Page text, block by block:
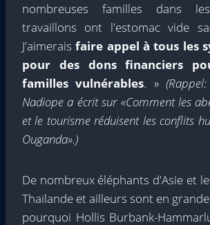
nombreuses familles dans
travaillons ont l'estomac vide
J'aimeraisfaire appel à tous les
pour des dons financiers
familles vulnérables. »
Nadiope a écrit sur«Comment les
et le tourisme réduisent les conflits
Ouganda».)
De nombreux éléphants d'Asie et
Thaïlande et ailleurs sont en grande
pourquoi Hollis Burbank-